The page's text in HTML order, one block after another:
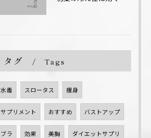
タグ Tags
水毒 スロータス 痩身
サプリメント おすすめ バストアップ
ブラ 効果 美胸 ダイエットサプリ